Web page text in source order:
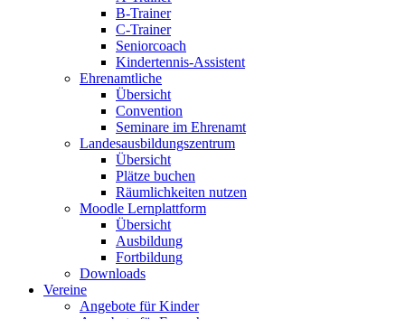
B-Trainer
C-Trainer
Seniorcoach
Kindertennis-Assistent
Ehrenamtliche
Übersicht
Convention
Seminare im Ehrenamt
Landesausbildungszentrum
Übersicht
Plätze buchen
Räumlichkeiten nutzen
Moodle Lernplattform
Übersicht
Ausbildung
Fortbildung
Downloads
Vereine
Angebote für Kinder